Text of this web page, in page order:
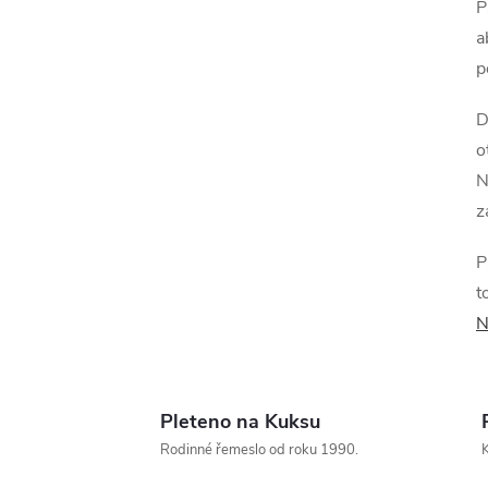
í
r
Pleteno na Kuksu
Rodinné řemeslo od roku 1990.